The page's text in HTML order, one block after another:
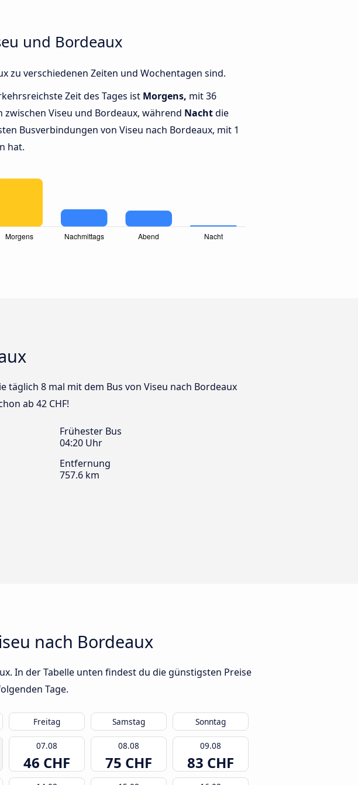
und Bordeaux
zu verschiedenen Zeiten und Wochentagen sind.
Zeit des Tages ist Morgens, mit 36
zwischen Viseu und Bordeaux, während Nachtdie
Busverbindungen von Viseu nach Bordeaux, mit 1
hat.
täglich 8 mal mit dem Bus von Viseu nach Bordeaux
ab 42 CHF!
Frühester Bus
04:20 Uhr
Entfernung
757.6 km
nach Bordeaux
In der Tabelle unten findest du die günstigsten Preise
Tage.
Freitag Samstag Sonntag
07.08
46 CHF
08.08
75 CHF
09.08
83 CHF